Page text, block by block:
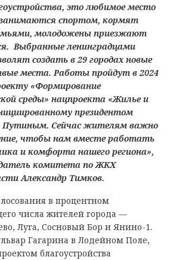
это любимое место
занимаются спортом, кормят
молодожены приезжают
Выбранные ленинградцами
создать в 29 городах новые
места. Работы пройдут в 2024
«Формирование
среды» нацпроекта «Жилье и
президентом
Путиным. Сейчас жителям важно
чтобы нам вместе работать
и комфорта нашего региона»,
комитета по ЖКХ
Александр Тимков.
в процентном
числа жителей города —
Луга, Сосновый Бор и Янино-1.
Гагарина в Лодейном Поле,
благоустройства